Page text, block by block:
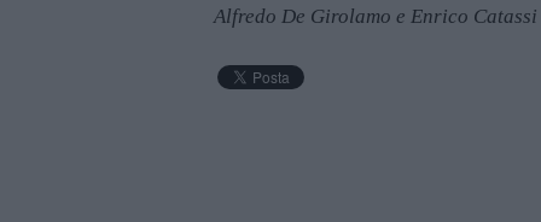
Alfredo De Girolamo e Enrico Catassi